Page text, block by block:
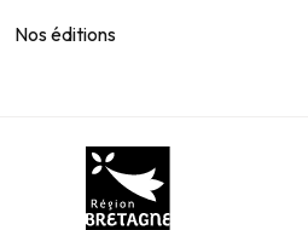
Nos éditions